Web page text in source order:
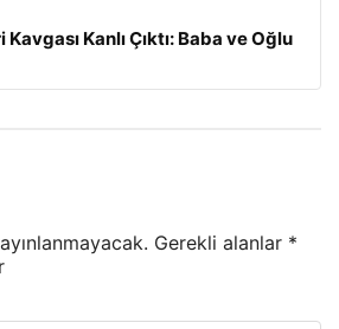
Kanlı Çıktı: Baba ve Oğlu
Gerekli alanlar *